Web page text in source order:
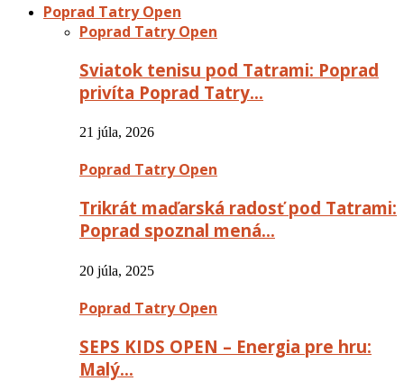
Poprad Tatry Open
Poprad Tatry Open
Sviatok tenisu pod Tatrami: Poprad
privíta Poprad Tatry…
21 júla, 2026
Poprad Tatry Open
Trikrát maďarská radosť pod Tatrami:
Poprad spoznal mená…
20 júla, 2025
Poprad Tatry Open
SEPS KIDS OPEN – Energia pre hru:
Malý…